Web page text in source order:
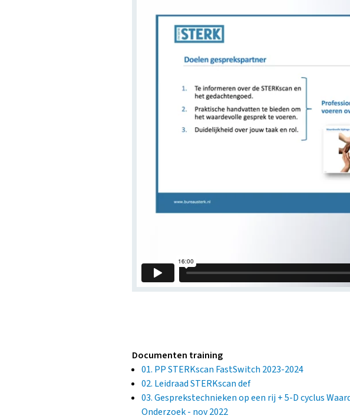
Documenten training
01. PP STERKscan FastSwitch 2023-2024
02. Leidraad STERKscan def
03. Gesprekstechnieken op een rij + 5-D cyclus
Onderzoek - nov 2022